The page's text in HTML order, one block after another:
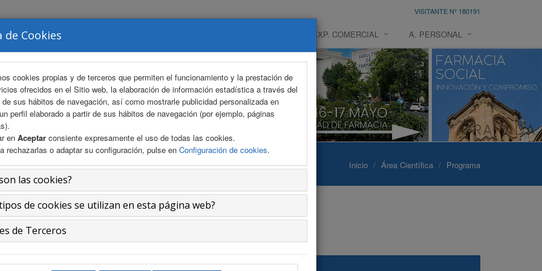
de Cookies
cookies propias y de terceros que permiten el funcionamiento y la prestación de
ofrecidos en el Sitio web, la elaboración de información estadística a través del
sus hábitos de navegación, así como mostrarle publicidad personalizada en
perfil elaborado a partir de sus hábitos de navegación (por ejemplo, páginas
en Aceptar consiente expresamente el uso de todas las cookies.
rechazarlas o adaptar su configuración, pulse en Configuración de cookies.
las cookies?
de cookies se utilizan en esta página web?
de Terceros
VISITANTE Nº 180191
ÁREA CIENTÍFICA EXP. COMERCIAL A. PERSONAL
Inicio Área Científica Programa